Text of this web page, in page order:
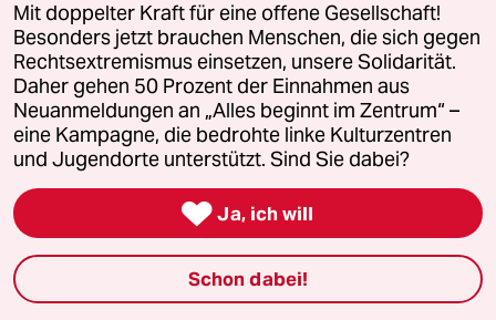
Veranstaltungen
Demnächst
Vor Ort
Live im Stream
Vergangene
Mit doppelter Kraft für eine offene Gesellschaft!
Besonders jetzt brauchen Menschen, die sich gegen
Rechtsextremismus einsetzen, unsere Solidarität.
Daher gehen 50 Prozent der Einnahmen aus
Neuanmeldungen an „Alles beginnt im Zentrum“ –
eine Kampagne, die bedrohte linke Kulturzentren
und Jugendorte unterstützt. Sind Sie dabei?
 Ja, ich will
Schon dabei!